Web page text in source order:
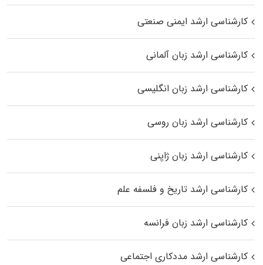
کارشناسی ارشد ایمنی صنعتی
کارشناسی ارشد زبان آلمانی
کارشناسی ارشد زبان انگلیسی
کارشناسی ارشد زبان روسی
کارشناسی ارشد زبان ژاپنی
کارشناسی ارشد تاریخ و فلسفه علم
کارشناسی ارشد زبان فرانسه
کارشناسی ارشد مددکاری اجتماعی